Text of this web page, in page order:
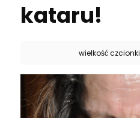
kataru!
wielkość czcionki